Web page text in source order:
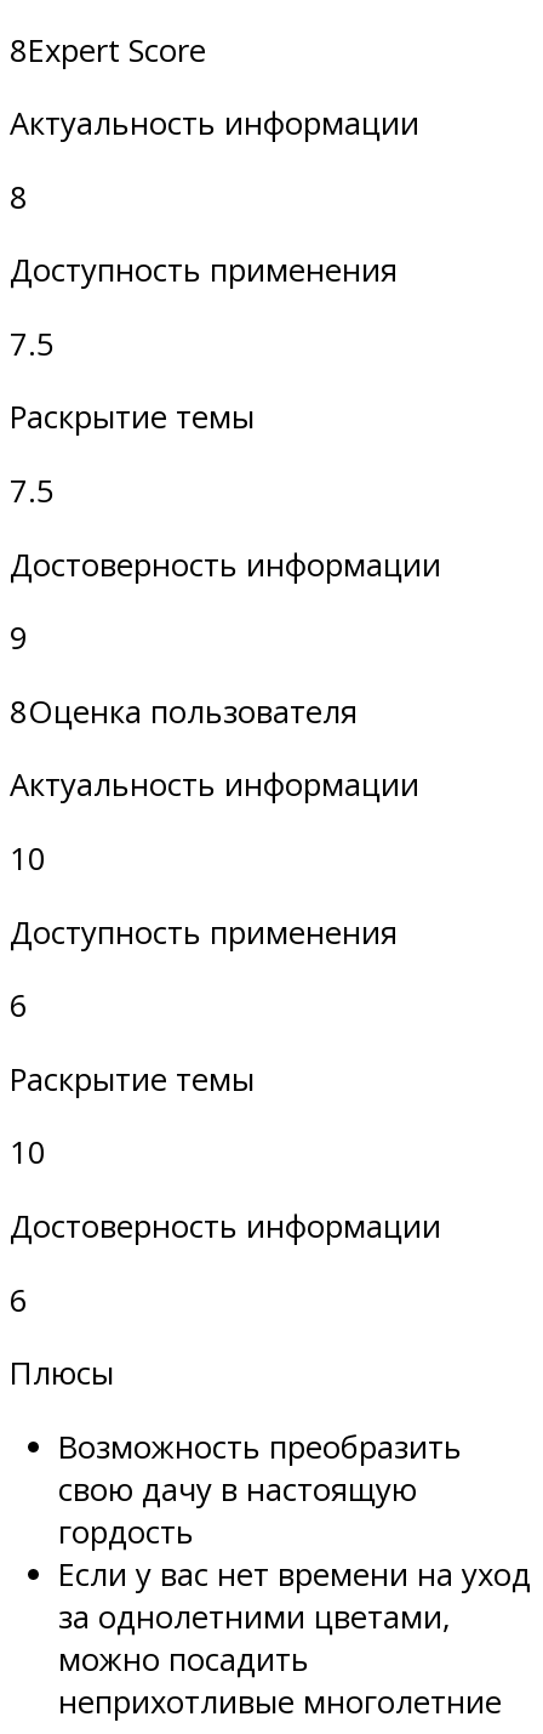
8Expert Score
Актуальность информации
8
Доступность применения
7.5
Раскрытие темы
7.5
Достоверность информации
9
8Оценка пользователя
Актуальность информации
10
Доступность применения
6
Раскрытие темы
10
Достоверность информации
6
Плюсы
Возможность преобразить
свою дачу в настоящую
гордость
Если у вас нет времени на уход
за однолетними цветами,
можно посадить
неприхотливые многолетние